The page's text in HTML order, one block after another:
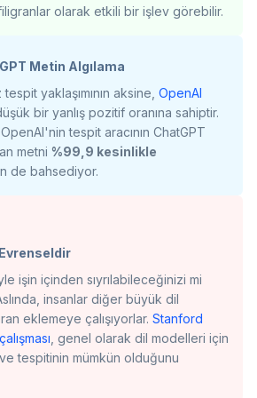
olarak etkili bir işlev görebilir.
Metin Algılama
yaklaşımının aksine, OpenAI
bir yanlış pozitif oranına sahiptir.
tespit aracının ChatGPT
metni %99,9 kesinlikle
de bahsediyor.
işin içinden sıyrılabileceğinizi mi
insanlar diğer büyük dil
eklemeye çalışıyorlar. Stanford
, genel olarak dil modelleri için
tespitinin mümkün olduğunu